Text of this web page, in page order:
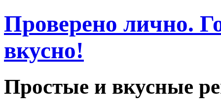
Проверено лично.
вкусно!
Простые и вкусные